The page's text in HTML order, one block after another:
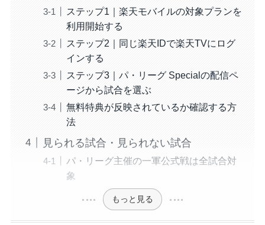
ステップ1｜楽天モバイルの対象プランを
利用開始する
ステップ2｜同じ楽天IDで楽天TVにログ
インする
ステップ3｜パ・リーグ Specialの配信ペ
ージから試合を選ぶ
無料特典が反映されているか確認する方
法
見られる試合・見られない試合
パ・リーグ主催の一軍公式戦は全試合対
象
もっと見る